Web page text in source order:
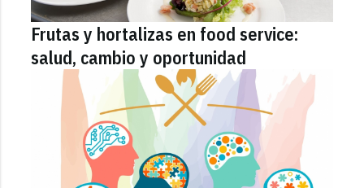
Frutas y hortalizas en food service:
salud, cambio y oportunidad